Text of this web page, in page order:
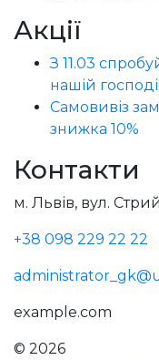
Акції
З 11.03
нашій господі
Самовивіз
знижка 10%
Контакти
м. Львів, вул.
+38 098 229 22 22
example.com
© 2026